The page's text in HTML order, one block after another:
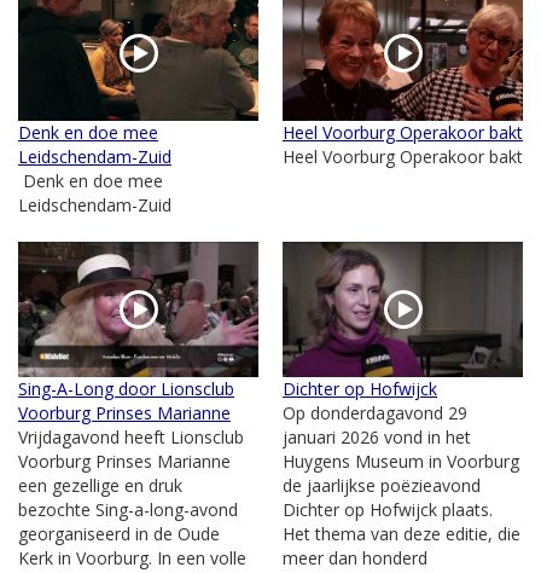
Denk en doe mee
Leidschendam-Zuid
Denk en doe mee
Leidschendam-Zuid
Heel Voorburg Operakoor bakt
Heel Voorburg Operakoor bakt
Sing-A-Long door Lionsclub
Voorburg Prinses Marianne
Vrijdagavond heeft Lionsclub
Voorburg Prinses Marianne
een gezellige en druk
bezochte Sing-a-long-avond
georganiseerd in de Oude
Kerk in Voorburg. In een volle
Dichter op Hofwijck
Op donderdagavond 29
januari 2026 vond in het
Huygens Museum in Voorburg
de jaarlijkse poëzieavond
Dichter op Hofwijck plaats.
Het thema van deze editie, die
meer dan honderd